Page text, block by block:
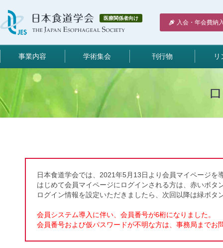
医療関係者向け
入会・年会費納
事業内容 学術集会 刊行物 リ
日本食道学会では、2021年5月13日より会員マイページを
はじめて会員マイページにログインされる方は、赤いボタ
ログイン情報を設定いただきましたら、次回以降は緑ボ
会員システム導入に伴い、会員番号が6桁になりました。
会員番号および仮パスワードが不明な方は、事務局までお